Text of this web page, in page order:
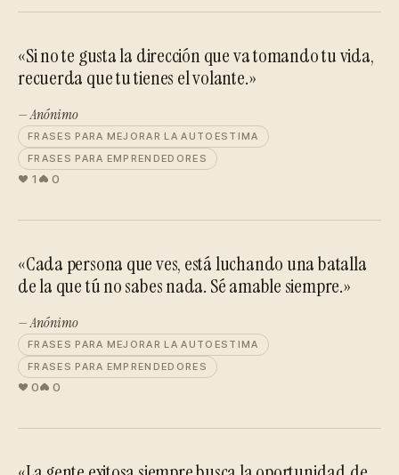
«Si no te gusta la dirección que va tomando tu vida,
recuerda que tu tienes el volante.»
— Anónimo
FRASES PARA MEJORAR LA AUTOESTIMA
FRASES PARA EMPRENDEDORES
1 0
«Cada persona que ves, está luchando una batalla
de la que tú no sabes nada. Sé amable siempre.»
— Anónimo
FRASES PARA MEJORAR LA AUTOESTIMA
FRASES PARA EMPRENDEDORES
0 0